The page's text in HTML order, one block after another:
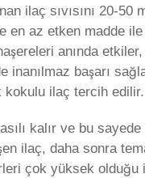
ilaç sıvısını 20-50
en az etken madde
anında etkiler,
başarı
kokulu ilaç tercih edilir.
kalır ve bu sayede
ilaç, daha sonra
çok yüksek olduğu